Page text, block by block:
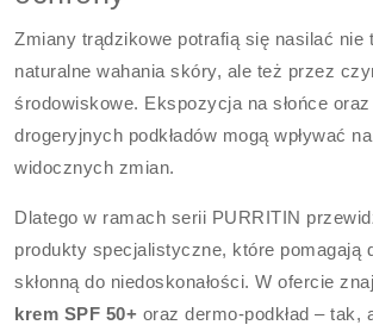
Zmiany trądzikowe potrafią się nasilać nie
naturalne wahania skóry, ale też przez
środowiskowe. Ekspozycja na słońce
drogeryjnych podkładów mogą wpływać
widocznych zmian.
Dlatego w ramach serii PURRITIN
produkty specjalistyczne, które pomagają
skłonną do niedoskonałości. W ofercie
krem SPF 50+ oraz dermo-podkład – tak,